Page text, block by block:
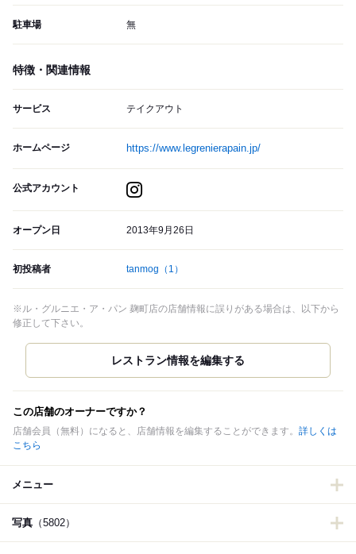
駐車場 無
特徴・関連情報
サービス テイクアウト
ホームページ https://www.legrenierapain.jp/
公式アカウント
オープン日 2013年9月26日
初投稿者 tanmog （1）
※ル・グルニエ・ア・パン 麹町店の店舗情報に誤りがある場合は、以下から
修正して下さい。
この店舗のオーナーですか？
店舗会員（無料）になると、店舗情報を編集することができます。 詳しくは
こちら
メニュー
写真 （5802）